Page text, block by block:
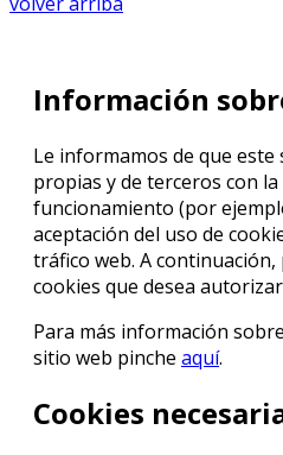
Información
Le informamos de que
propias y de terceros con
funcionamiento (por
aceptación del uso de
tráfico web. A
cookies que desea
Para más información
sitio web pinche aquí.
Cookies